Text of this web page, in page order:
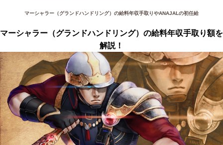
マーシャラー（グランドハンドリング）の給料年収手取りやANAJALの初任給
マーシャラー（グランドハンドリング）の給料年収手取り額を
解説！